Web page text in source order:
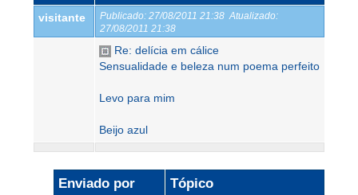
visitante Publicado: 27/08/2011 21:38 Atualizado:
27/08/2011 21:38
Re: delícia em cálice
Sensualidade e beleza num poema perfeito
Levo para mim
Beijo azul
Enviado por Tópico